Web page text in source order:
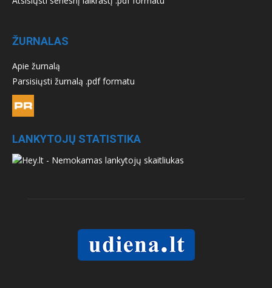
ŽURNALAS
Apie žurnalą
Parsisiųsti žurnalą .pdf formatu
LANKYTOJŲ STATISTIKA